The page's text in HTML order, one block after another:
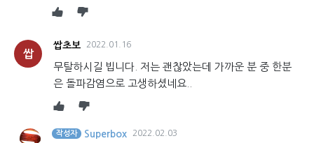
쌉
쌉초보 2022.01.16
무탈하시길 빕니다. 저는 괜찮았는데 가까운 분 중 한분
은 돌파감염으로 고생하셨네요..
작성자 Superbox
2022.02.03